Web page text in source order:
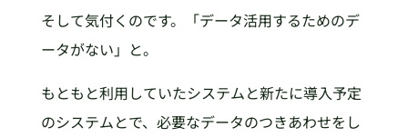
そして気付くのです。「データ活用するためのデ
ータがない」と。
もともと利用していたシステムと新たに導入予定
のシステムとで、必要なデータのつきあわせをし